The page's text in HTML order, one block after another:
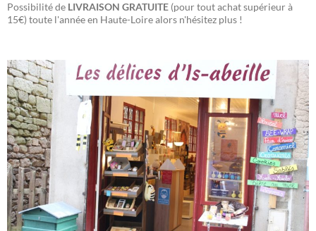
Possibilité de LIVRAISON GRATUITE (pour tout achat supérieur à
15€) toute l'année en Haute-Loire alors n'hésitez plus !